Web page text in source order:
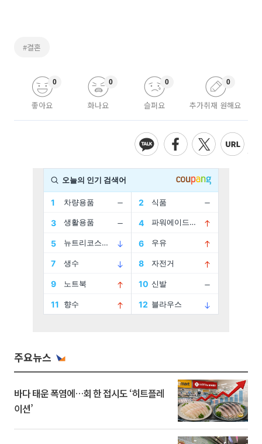
#결혼
좋아요
0
화나요
0
슬퍼요
0
추가취재 원해요
0
주요뉴스
바다 태운 폭염에…회 한 접시도 ‘히트플레
이션’